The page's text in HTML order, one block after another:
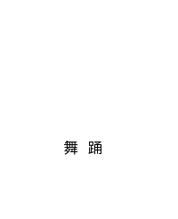
舞 踊